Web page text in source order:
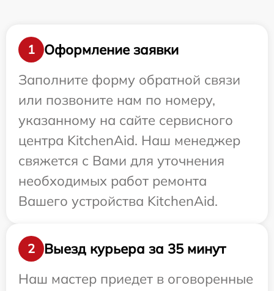
1
Оформление заявки
Заполните форму обратной связи
или позвоните нам по номеру,
указанному на сайте сервисного
центра KitchenAid. Наш менеджер
свяжется с Вами для уточнения
необходимых работ ремонта
Вашего устройства KitchenAid.
2
Выезд курьера за 35 минут
Наш мастер приедет в оговоренные